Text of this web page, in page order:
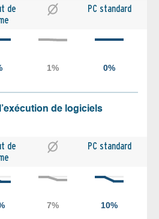
de
PC standard
de logiciels
de
PC standard